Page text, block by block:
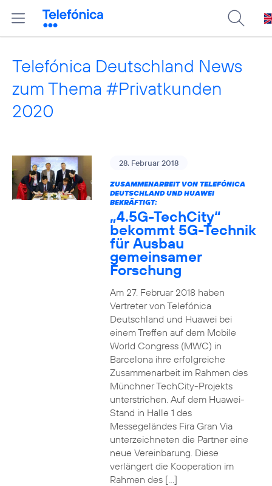
Telefónica Deutschland News
zum Thema #Privatkunden
2020
28. Februar 2018
ZUSAMMENARBEIT VON TELEFÓNICA
DEUTSCHLAND UND HUAWEI
BEKRÄFTIGT:
„4.5G-TechCity“
bekommt 5G-Technik
für Ausbau
gemeinsamer
Forschung
Am 27. Februar 2018 haben
Vertreter von Telefónica
Deutschland und Huawei bei
einem Treffen auf dem Mobile
World Congress (MWC) in
Barcelona ihre erfolgreiche
Zusammenarbeit im Rahmen des
Münchner TechCity-Projekts
unterstrichen. Auf dem Huawei-
Stand in Halle 1 des
Messegeländes Fira Gran Via
unterzeichneten die Partner eine
neue Vereinbarung. Diese
verlängert die Kooperation im
Rahmen des […]